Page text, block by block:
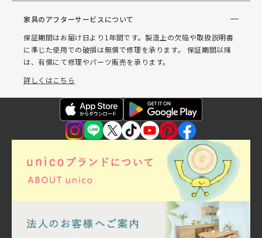
家具のアフターサービスについて
保証期間はお届け日より1年間です。製造上の欠陥や取扱説明書
に準じた使用での破損は無償で修理を承ります。 保証期間以降
は、有償にて修理やパーツ販売を承ります。
詳しくはこちら